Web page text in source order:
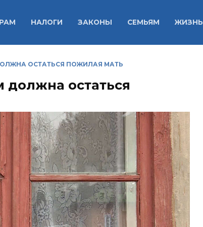
НАЛОГИ ЗАКОНЫ СЕМЬЯМ ЖИЗНЬ
ОСТАТЬСЯ ПОЖИЛАЯ МАТЬ
остаться